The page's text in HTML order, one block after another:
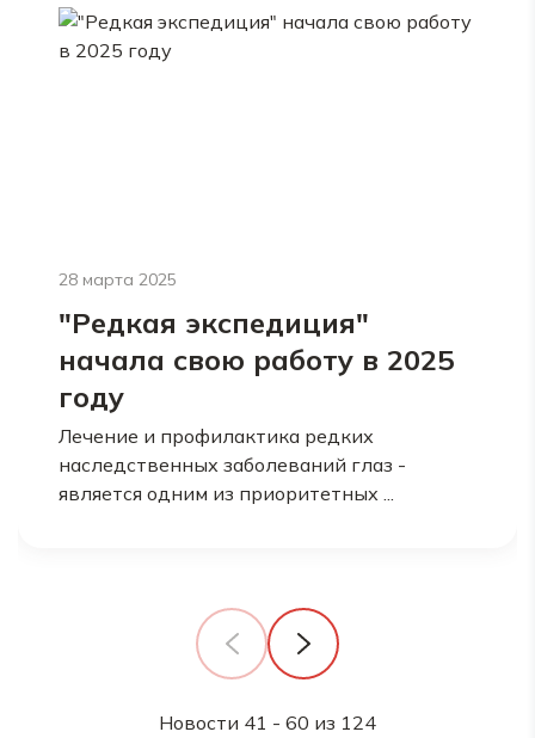
28 марта 2025
"Редкая экспедиция"
начала свою работу в 2025
году
Лечение и профилактика редких
наследственных заболеваний глаз -
является одним из приоритетных ...
Новости 41 - 60 из 124